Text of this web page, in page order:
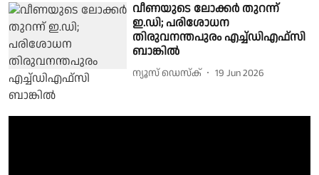
വീണയുടെ ലോക്കർ തുറന്ന്
ഇ.ഡി; പരിശോധന
തിരുവനന്തപുരം എച്ച്ഡിഎഫ്സി
ബാങ്കിൽ
ന്യൂസ് ഡെസ്ക് 19 Jun 2026